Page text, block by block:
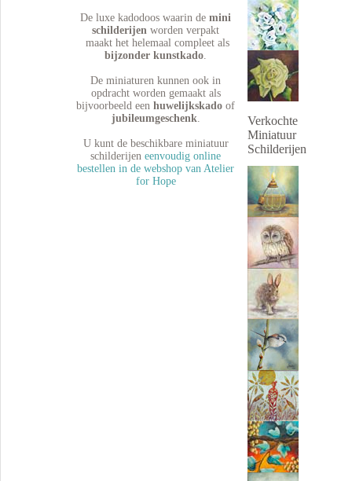
De luxe kadodoos waarin demini
schilderijen worden verpakt
maakt het helemaal compleet als
bijzonder kunstkado.
De miniaturen kunnen ook in
opdracht worden gemaakt als
bijvoorbeeld eenhuwelijkskado of
jubileumgeschenk.
U kunt de beschikbare miniatuur
schilderijeneenvoudig online
bestellen in de webshop van Atelier
for Hope
Verkochte
Miniatuur
Schilderijen